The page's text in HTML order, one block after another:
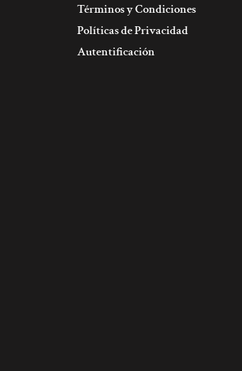
Términos y Condiciones
Políticas de Privacidad
Autentificación